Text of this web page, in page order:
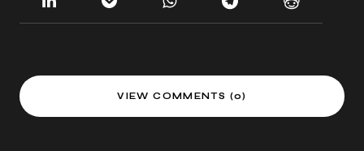
VIEW COMMENTS (0)